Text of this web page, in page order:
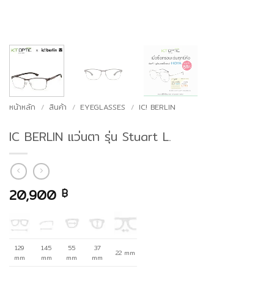
หน้าหลัก / สินค้า / EYEGLASSES / IC! BERLIN
IC BERLIN แว่นตา รุ่น Stuart L.
20,900 ฿
129
mm
145
mm
55
mm
37
mm
22 mm